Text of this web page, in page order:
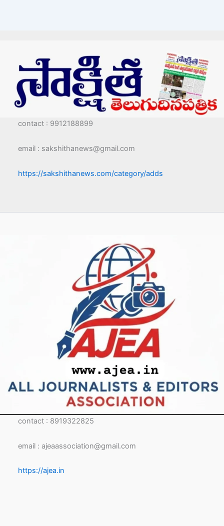
contact : 9912188899
email : sakshithanews@gmail.com
https://sakshithanews.com/category/adds
contact : 8919322825
email : ajeaassociation@gmail.com
https://ajea.in